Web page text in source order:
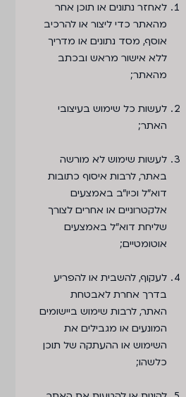
לאחזר נתונים או תוכן אחר
מהאתר כדי ליצור או להרכיב
אוסף, מסד נתונים או מדריך
ללא אישור מראש ובכתב
מהאתר;
לעשות כל שימוש בעיצובי
האתר;
לעשות שימוש לא מורשה
באתר, לרבות איסוף כתובות
דוא"ל וכיו״ב באמצעים
אלקטרוניים או אחרים לצורך
שליחת דוא"ל באמצעים
אוטומטיים;
לעקוף, להשבית או להפריע
בדרך אחרת לאבטחת
האתר, לרבות שימוש ביישומים
המונעים או מגבילים את
השימוש או ההעתקה של תוכן
כלשהו;